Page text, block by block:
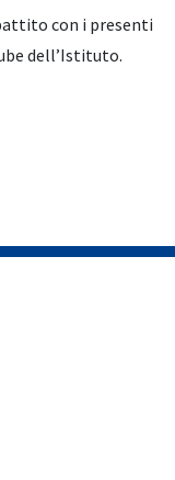
con i presenti
dell’Istituto.